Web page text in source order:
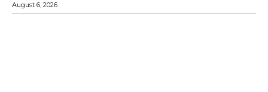
August 6, 2026